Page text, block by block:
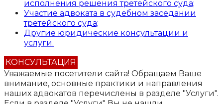
исполнения решения третейского суда;
Участие адвоката в судебном заседании
третейского суда;
Другие юридические консультации и
услуги.
КОНСУЛЬТАЦИЯ
Уважаемые посетители сайта! Обращаем Ваше
внимание, основные практики и направления
наших адвокатов перечислены в разделе "Услуги".